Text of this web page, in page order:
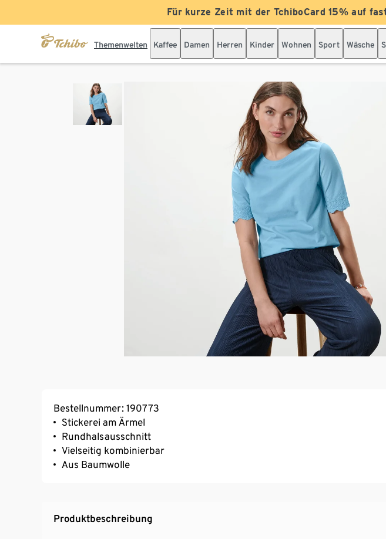
Für kurze Zeit mit der TchiboCard 15% auf
Themenwelten Kaffee Damen Herren Kinder Wohnen Sport Wäsche
Bestellnummer: 190773
Stickerei am Ärmel
Rundhalsausschnitt
Vielseitig kombinierbar
Aus Baumwolle
Produktbeschreibung